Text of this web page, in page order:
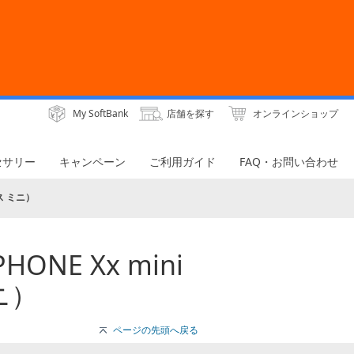
My SoftBank 店舗を探す オンラインショップ
リー キャンペーン ご利用ガイド FAQ・お問い合わせ
ニ）
Xx mini
ページの先頭へ戻る